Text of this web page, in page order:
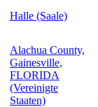
Halle (Saale)
Alachua County,
Gainesville,
FLORIDA
(Vereinigte
Staaten)